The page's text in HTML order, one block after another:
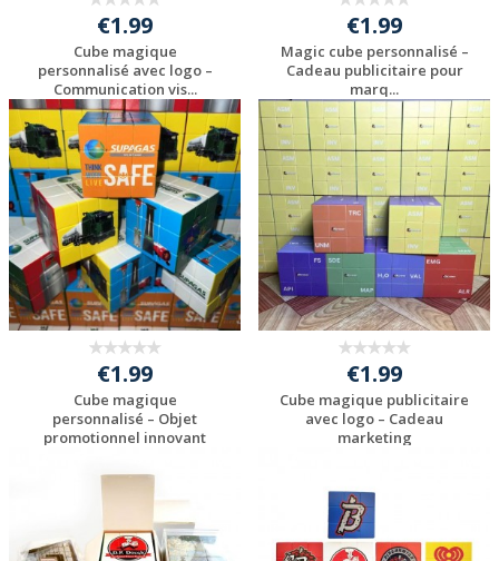
€1.99
Cube magique
personnalisé avec logo –
Communication vis...
Personnaliser avec
votre logo
€1.99
Magic cube personnalisé –
Cadeau publicitaire pour
marq...
Personnaliser avec
votre logo
€1.99
Cube magique
personnalisé – Objet
promotionnel innovant
Personnaliser avec
votre logo
€1.99
Cube magique publicitaire
avec logo – Cadeau
marketing
votre logo